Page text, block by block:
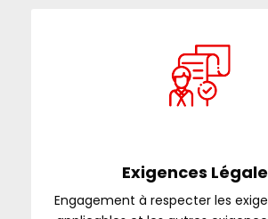
Exigences
Engagement à respecter les